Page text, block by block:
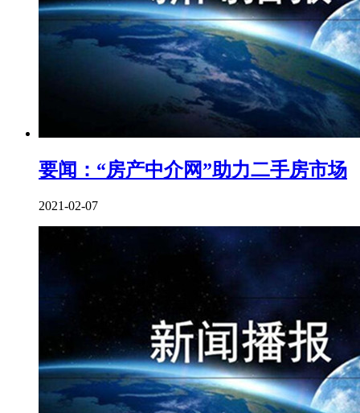
要闻：“房产中介网”助力二手房市场
2021-02-07